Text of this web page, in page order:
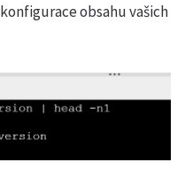
obsahu vašich